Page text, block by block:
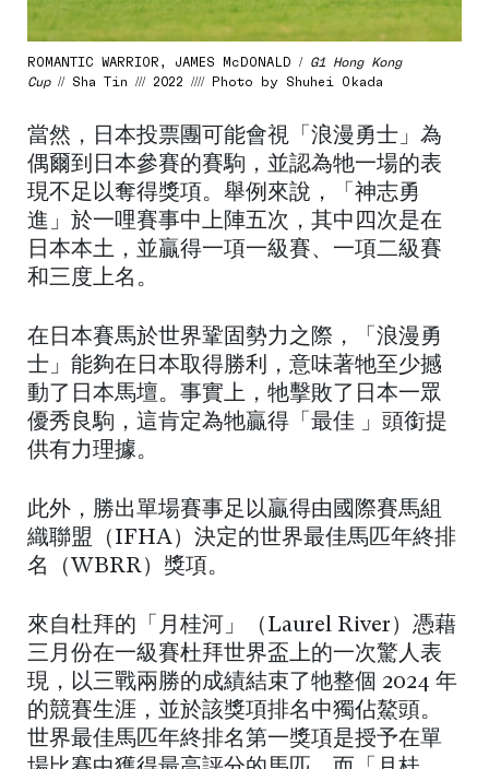
ROMANTIC WARRIOR, JAMES McDONALD / G1 Hong Kong
Cup// Sha Tin /// 2022 //// Photo by Shuhei Okada
當然，日本投票團可能會視「浪漫勇士」為
偶爾到日本參賽的賽駒，並認為牠一場的表
現不足以奪得獎項。舉例來說，「神志勇
進」於一哩賽事中上陣五次，其中四次是在
日本本土，並贏得一項一級賽、一項二級賽
和三度上名。
在日本賽馬於世界鞏固勢力之際，「浪漫勇
士」能夠在日本取得勝利，意味著牠至少撼
動了日本馬壇。事實上，牠擊敗了日本一眾
優秀良駒，這肯定為牠贏得「最佳 」頭銜提
供有力理據。
此外，勝出單場賽事足以贏得由國際賽馬組
織聯盟（IFHA）決定的世界最佳馬匹年終排
名（WBRR）獎項。
來自杜拜的「月桂河」（Laurel River）憑藉
三月份在一級賽杜拜世界盃上的一次驚人表
現，以三戰兩勝的成績結束了牠整個 2024 年
的競賽生涯，並於該獎項排名中獨佔鰲頭。
世界最佳馬匹年終排名第一獎項是授予在單